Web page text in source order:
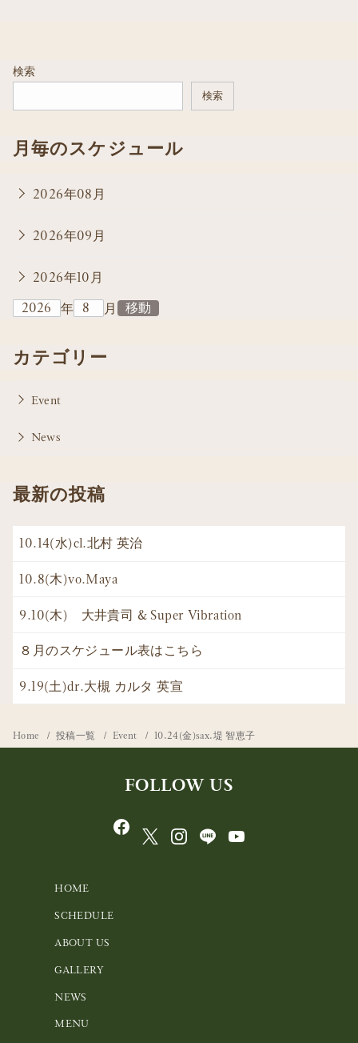
検索
検索
月毎のスケジュール
2026年08月
2026年09月
2026年10月
年
月
カテゴリー
Event
News
最新の投稿
10.14(水)cl.北村 英治
10.8(木)vo.Maya
9.10(木) 大井貴司 & Super Vibration
８月のスケジュール表はこちら
9.19(土)dr.大槻 カルタ 英宣
Home 投稿一覧 Event 10.24(金)sax.堤 智恵子
FOLLOW US
HOME
SCHEDULE
ABOUT US
GALLERY
NEWS
MENU